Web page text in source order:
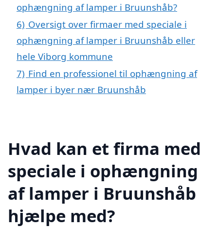
ophængning af lamper i Bruunshåb?
6) Oversigt over firmaer med speciale i
ophængning af lamper i Bruunshåb eller
hele Viborg kommune
7) Find en professionel til ophængning af
lamper i byer nær Bruunshåb
Hvad kan et firma med
speciale i ophængning
af lamper i Bruunshåb
hjælpe med?